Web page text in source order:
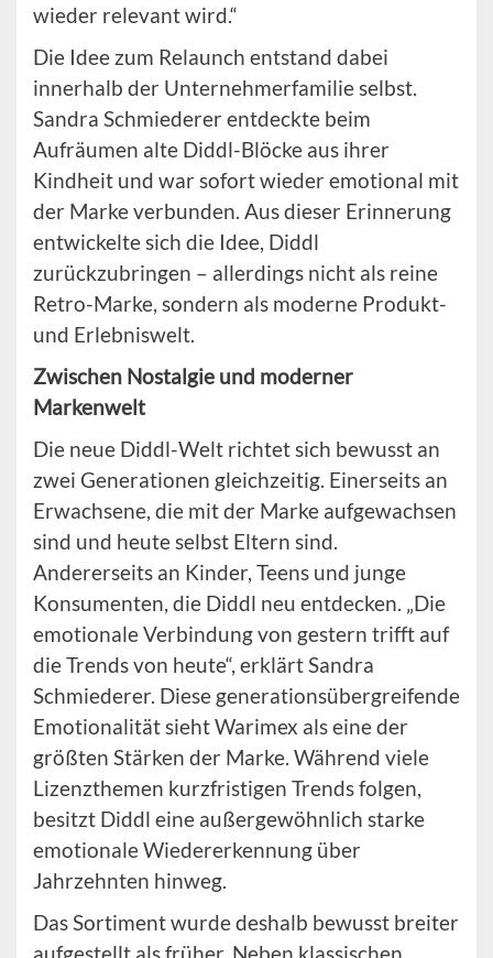
wieder relevant wird.“
Die Idee zum Relaunch entstand dabei
innerhalb der Unternehmerfamilie selbst.
Sandra Schmiederer entdeckte beim
Aufräumen alte Diddl-Blöcke aus ihrer
Kindheit und war sofort wieder emotional mit
der Marke verbunden. Aus dieser Erinnerung
entwickelte sich die Idee, Diddl
zurückzubringen – allerdings nicht als reine
Retro-Marke, sondern als moderne Produkt-
und Erlebniswelt.
Zwischen Nostalgie und moderner
Markenwelt
Die neue Diddl-Welt richtet sich bewusst an
zwei Generationen gleichzeitig. Einerseits an
Erwachsene, die mit der Marke aufgewachsen
sind und heute selbst Eltern sind.
Andererseits an Kinder, Teens und junge
Konsumenten, die Diddl neu entdecken. „Die
emotionale Verbindung von gestern trifft auf
die Trends von heute“, erklärt Sandra
Schmiederer. Diese generationsübergreifende
Emotionalität sieht Warimex als eine der
größten Stärken der Marke. Während viele
Lizenzthemen kurzfristigen Trends folgen,
besitzt Diddl eine außergewöhnlich starke
emotionale Wiedererkennung über
Jahrzehnten hinweg.
Das Sortiment wurde deshalb bewusst breiter
aufgestellt als früher. Neben klassischen